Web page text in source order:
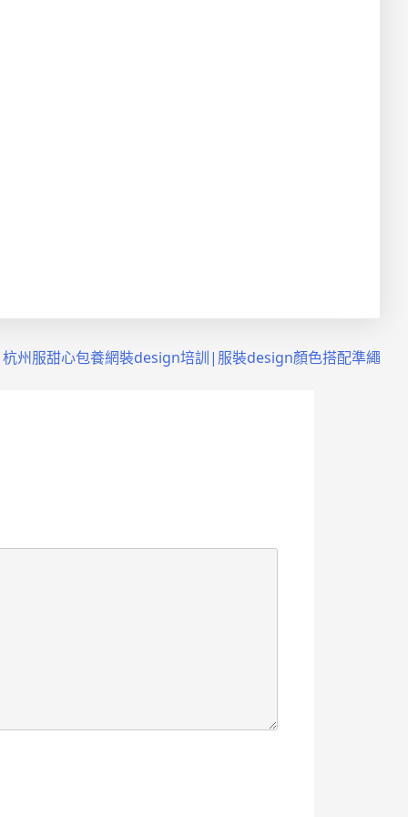
杭州服甜心包養網裝design培訓|服裝design顏色搭配準繩